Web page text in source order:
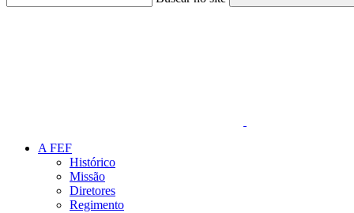
A FEF
Histórico
Missão
Diretores
Regimento